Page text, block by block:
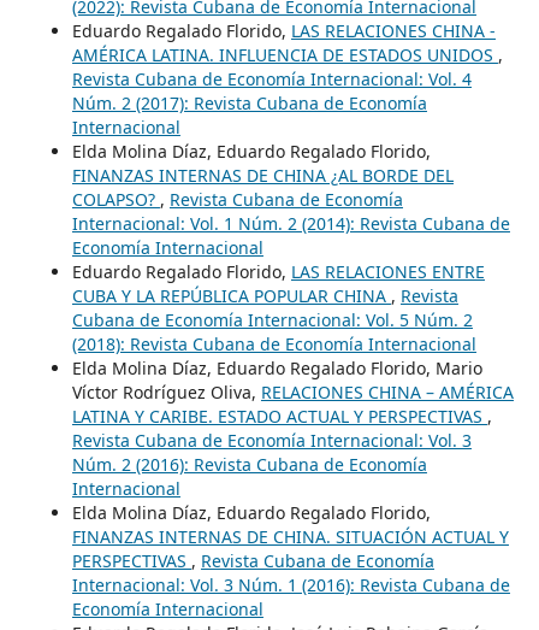
(2022): Revista Cubana de Economía Internacional
Eduardo Regalado Florido, LAS RELACIONES CHINA -
AMÉRICA LATINA. INFLUENCIA DE ESTADOS UNIDOS ,
Revista Cubana de Economía Internacional: Vol. 4
Núm. 2 (2017): Revista Cubana de Economía
Internacional
Elda Molina Díaz, Eduardo Regalado Florido,
FINANZAS INTERNAS DE CHINA ¿AL BORDE DEL
COLAPSO? , Revista Cubana de Economía
Internacional: Vol. 1 Núm. 2 (2014): Revista Cubana de
Economía Internacional
Eduardo Regalado Florido, LAS RELACIONES ENTRE
CUBA Y LA REPÚBLICA POPULAR CHINA , Revista
Cubana de Economía Internacional: Vol. 5 Núm. 2
(2018): Revista Cubana de Economía Internacional
Elda Molina Díaz, Eduardo Regalado Florido, Mario
Víctor Rodríguez Oliva, RELACIONES CHINA – AMÉRICA
LATINA Y CARIBE. ESTADO ACTUAL Y PERSPECTIVAS ,
Revista Cubana de Economía Internacional: Vol. 3
Núm. 2 (2016): Revista Cubana de Economía
Internacional
Elda Molina Díaz, Eduardo Regalado Florido,
FINANZAS INTERNAS DE CHINA. SITUACIÓN ACTUAL Y
PERSPECTIVAS , Revista Cubana de Economía
Internacional: Vol. 3 Núm. 1 (2016): Revista Cubana de
Economía Internacional